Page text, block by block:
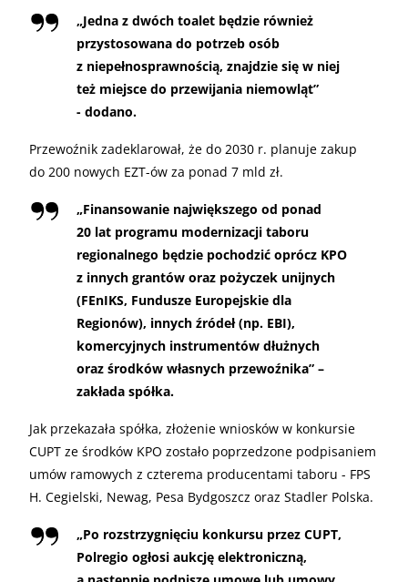
„Jedna z dwóch toalet będzie również
przystosowana do potrzeb osób
z niepełnosprawnością, znajdzie się w niej
też miejsce do przewijania niemowląt”
- dodano.
Przewoźnik zadeklarował, że do 2030 r. planuje zakup
do 200 nowych EZT-ów za ponad 7 mld zł.
„Finansowanie największego od ponad
20 lat programu modernizacji taboru
regionalnego będzie pochodzić oprócz KPO
z innych grantów oraz pożyczek unijnych
(FEnIKS, Fundusze Europejskie dla
Regionów), innych źródeł (np. EBI),
komercyjnych instrumentów dłużnych
oraz środków własnych przewoźnika” –
zakłada spółka.
Jak przekazała spółka, złożenie wniosków w konkursie
CUPT ze środków KPO zostało poprzedzone podpisaniem
umów ramowych z czterema producentami taboru - FPS
H. Cegielski, Newag, Pesa Bydgoszcz oraz Stadler Polska.
„Po rozstrzygnięciu konkursu przez CUPT,
Polregio ogłosi aukcję elektroniczną,